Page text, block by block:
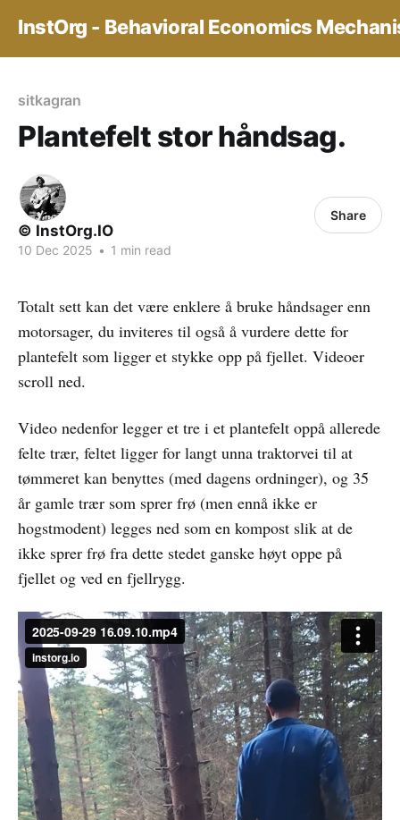
InstOrg - Behavioral Economics
sitkagran
Plantefelt stor håndsag.
© InstOrg.IO
10 Dec 2025 • 1 min read
Share
Totalt sett kan det være enklere å bruke håndsager enn
motorsager, du inviteres til også å vurdere dette for
plantefelt som ligger et stykke opp på fjellet. Videoer
scroll ned.
Video nedenfor legger et tre i et plantefelt oppå allerede
felte trær, feltet ligger for langt unna traktorvei til at
tømmeret kan benyttes (med dagens ordninger), og 35
år gamle trær som sprer frø (men ennå ikke er
hogstmodent) legges ned som en kompost slik at de
ikke sprer frø fra dette stedet ganske høyt oppe på
fjellet og ved en fjellrygg.